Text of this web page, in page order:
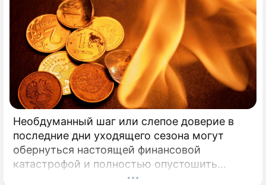
По теме
Продолжение: "Просто
Маковецкий обматерил
журналистов
Необдуманный шаг или слепое доверие в
последние дни уходящего сезона могут
обернуться настоящей финансовой
катастрофой и полностью опустошить
кошелек. Известная шаманка и ясновидящая